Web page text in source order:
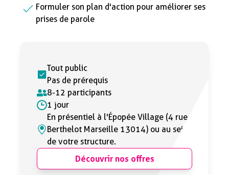
Formuler son plan d'action pour améliorer ses
prises de parole
Tout public
Pas de prérequis
8-12 participants
1 jour
En présentiel à l'Épopée Village (4 rue
Berthelot Marseille 13014) ou au sein
de votre structure.
Découvrir nos offres